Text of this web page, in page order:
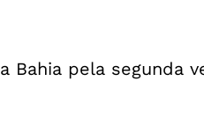
Bahia pela segunda